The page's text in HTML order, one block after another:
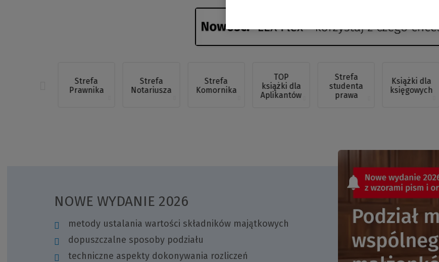
strony)
Strefa
Prawnika
Strefa
Notariusza
Strefa
Komornika
TOP
książki dla
Aplikantów
Strefa
studenta
prawa
Książki dla
księgowych
NOWE WYDANIE 2026
metody ustalania wartości składników majątkowych
dopuszczalne sposoby podziału
techniczne aspekty dokonywania rozliczeń